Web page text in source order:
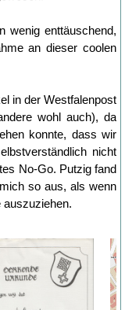
wenig enttäuschend,
an dieser coolen
in der Westfalenpost
wohl auch), da
konnte, dass wir
nicht
No-Go. Putzig fand
so aus, als wenn